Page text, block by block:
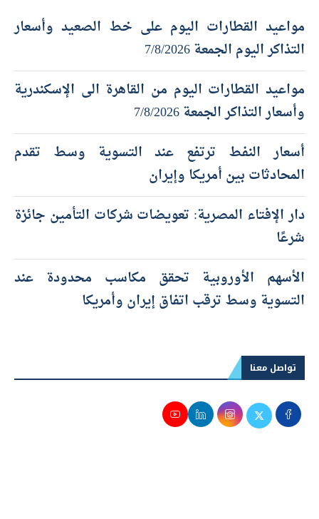
أحدث المقالات
مواعيد القطارات اليوم على خط الصعيد وأسعار
التذاكر اليوم الجمعة 7/8/2026
مواعيد القطارات اليوم من القاهرة الى الإسكندرية
وأسعار التذاكر الجمعة 7/8/2026
أسعار النفط ترتفع عند التسوية وسط تقدم
المحادثات بين أمريكا وإيران
دار الإفتاء المصرية: تعويضات شركات التأمين جائزة
شرعًا
الأسهم الأوروبية تحقق مكاسب محدودة عند
تواصل معنا